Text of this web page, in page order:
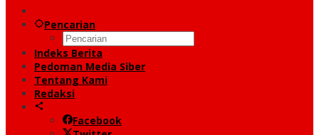
Pencarian
Indeks Berita
Pedoman Media Siber
Tentang Kami
Redaksi
Facebook